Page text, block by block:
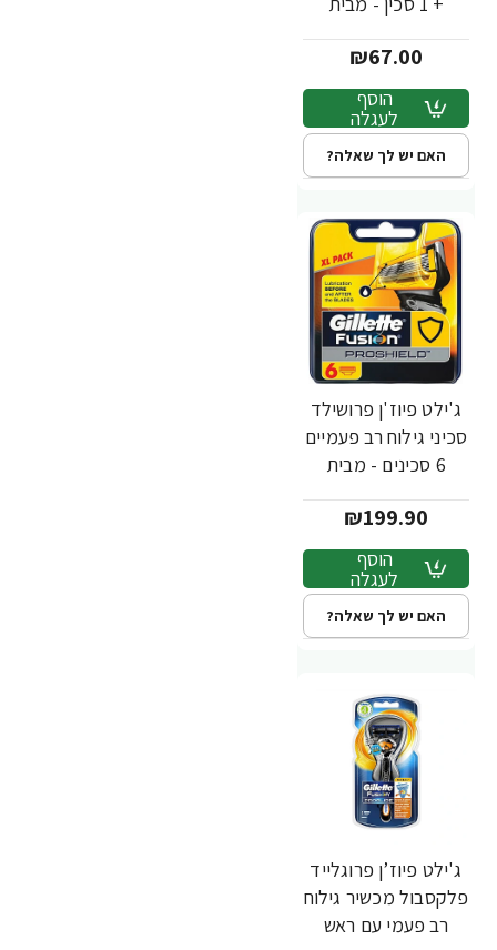
₪67.00
הוסף
לעגלה
האם יש לך שאלה?
ג'ילט פיוז'ן פרושילד
סכיני גילוח רב פעמיים
6 סכינים - מבית
₪199.90
הוסף
לעגלה
האם יש לך שאלה?
ג'ילט פיוז’ן פרוגלייד
פלקסבול מכשיר גילוח
רב פעמי עם ראש